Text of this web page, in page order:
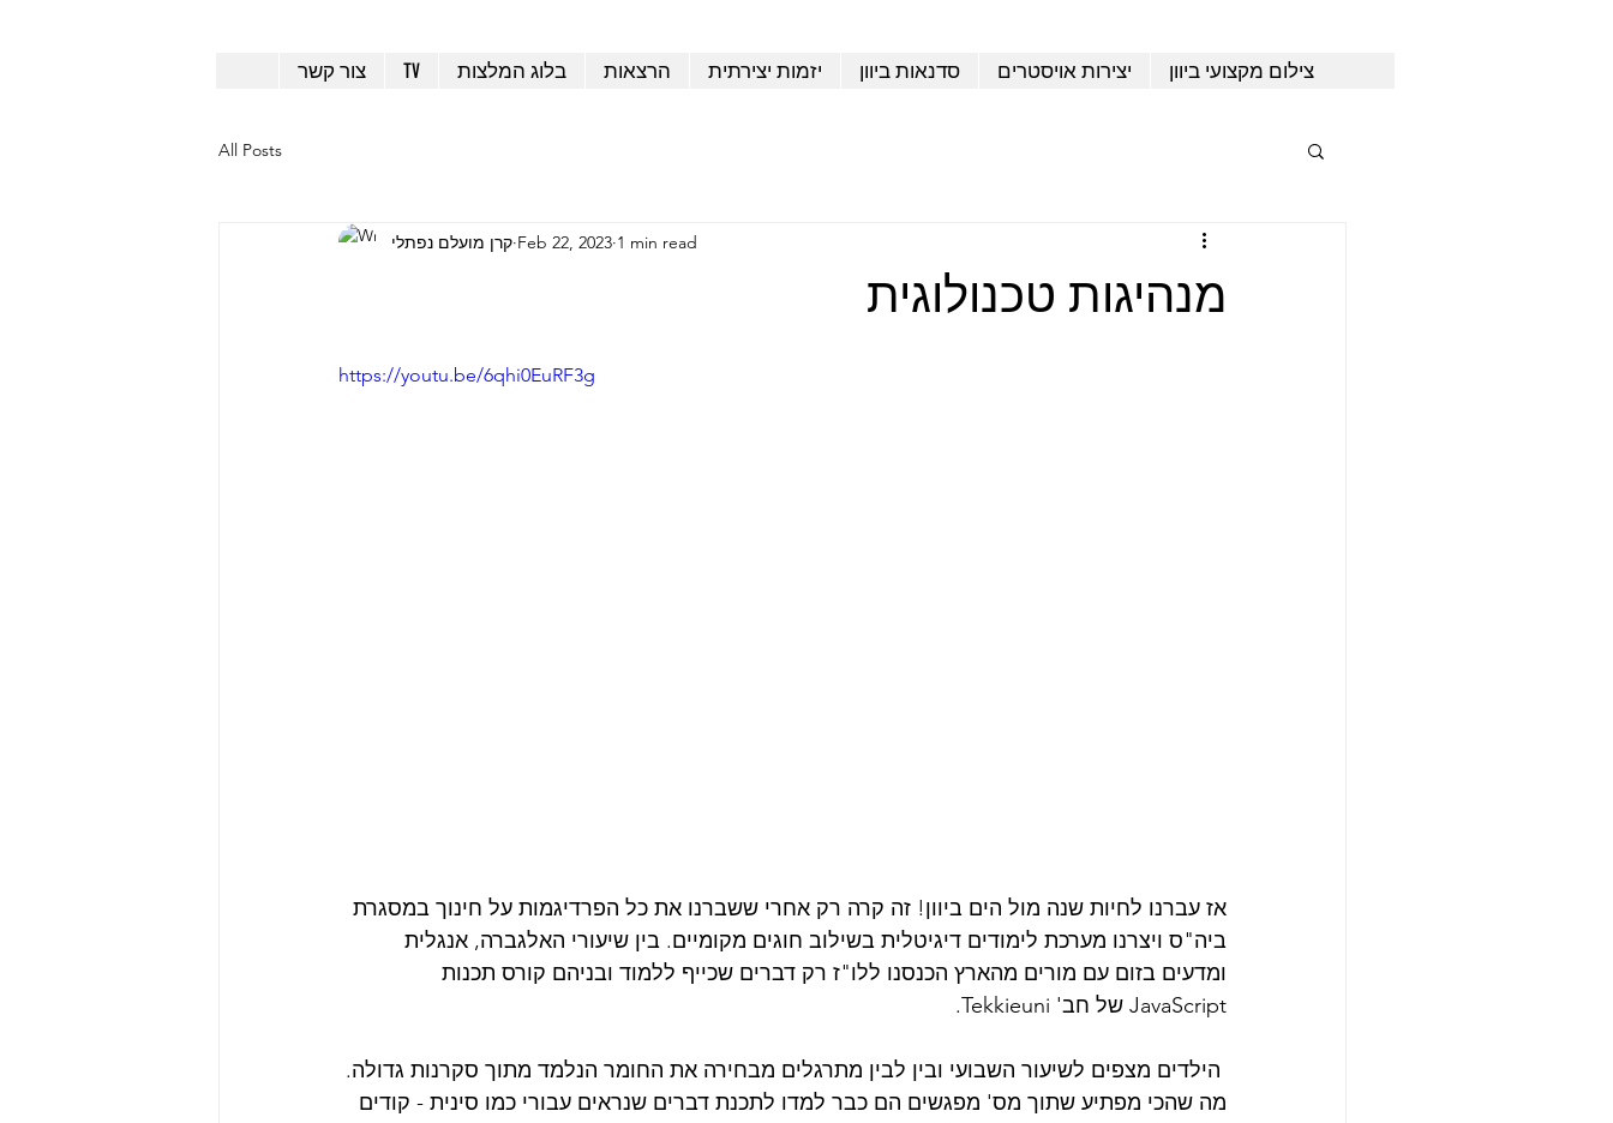
צור קשר TV בלוג המלצות הרצאות יזמות יצירתית סדנאות ביוון יצירות אויסטרים צילום מקצועי ביוון
All Posts
מנהיגות טכנולוגית
קרן מועלם נפתלי Feb 22, 2023 1 min read
https://youtu.be/6qhi0EuRF3g
אז עברנו לחיות שנה מול הים ביוון! זה קרה רק אחרי ששברנו את כל הפרדיגמות על חינוך במסגרת
ביה"ס ויצרנו מערכת לימודים דיגיטלית בשילוב חוגים מקומיים. בין שיעורי האלגברה, אנגלית
ומדעים בזום עם מורים מהארץ הכנסנו ללו"ז רק דברים שכייף ללמוד ובניהם קורס תכנות
JavaScript של חב' Tekkieuni.
הילדים מצפים לשיעור השבועי ובין לבין מתרגלים מבחירה את החומר הנלמד מתוך סקרנות גדולה.
מה שהכי מפתיע שתוך מס' מפגשים הם כבר למדו לתכנת דברים שנראים עבורי כמו סינית - קודים